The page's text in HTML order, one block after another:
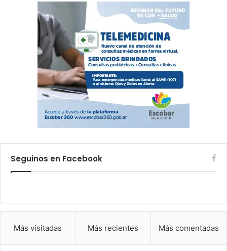
Seguinos en Facebook
Más visitadas Más recientes Más comentadas